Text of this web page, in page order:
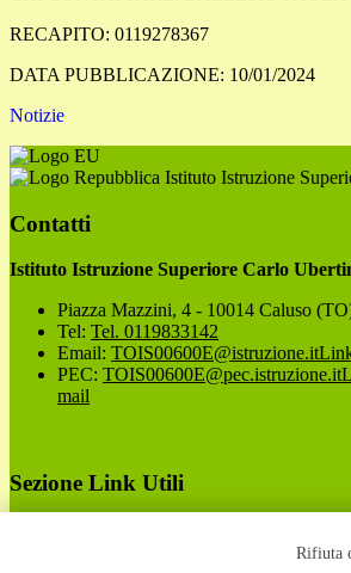
RECAPITO: 0119278367
DATA PUBBLICAZIONE: 10/01/2024
Notizie
Istituto Istruzione
Contatti
Istituto Istruzione Superiore Carlo
Piazza Mazzini, 4 - 10014 Caluso
Tel: Tel. 0119833142
Email: TOIS00600E@istruzione.it
PEC: TOIS00600E@pec.istruzione.it
mail
Sezione Link Utili
Rifiuta